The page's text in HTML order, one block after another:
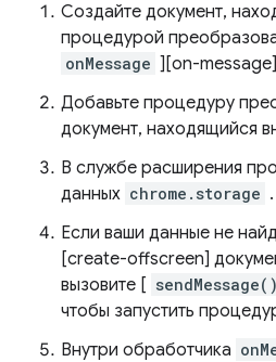
Создайте документ,
процедурой
onMessage ][on-
Добавьте процедуру
документ, находящийся
В службе расширения
данных chrome.storage .
Если ваши данные не
[create-offscreen]
вызовите [ sendMessage()
чтобы запустить
Внутри обработчика